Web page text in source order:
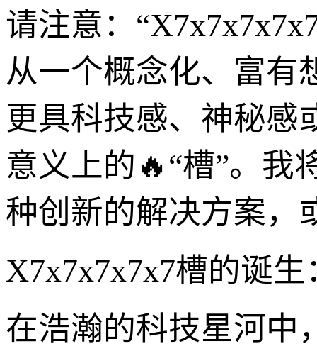
请注意：
从一个概念化、富有
更具科技感、神秘感
意义上的🔥“槽”。我
种创新的解决方案，
X7x7x7x7x7槽的诞
在浩瀚的科技星河中